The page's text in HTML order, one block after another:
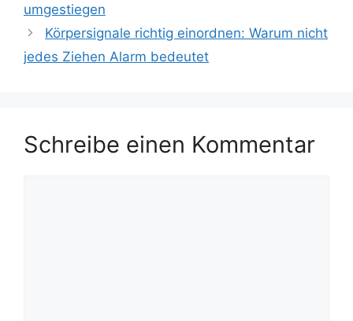
umgestiegen
Körpersignale richtig einordnen: Warum nicht
jedes Ziehen Alarm bedeutet
Schreibe einen Kommentar